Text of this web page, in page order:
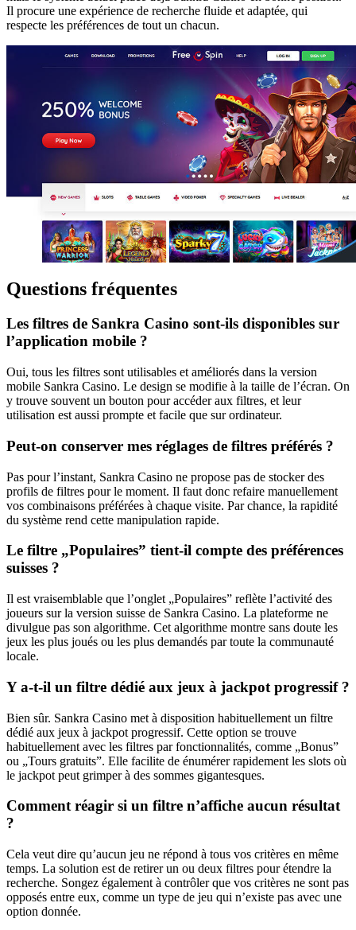
Il procure une expérience de recherche fluide et adaptée, qui
respecte les préférences de tout un chacun.
Questions fréquentes
Les filtres de Sankra Casino sont-ils disponibles sur
l’application mobile ?
Oui, tous les filtres sont utilisables et améliorés dans la version
mobile Sankra Casino. Le design se modifie à la taille de l’écran. On
y trouve souvent un bouton pour accéder aux filtres, et leur
utilisation est aussi prompte et facile que sur ordinateur.
Peut-on conserver mes réglages de filtres préférés ?
Pas pour l’instant, Sankra Casino ne propose pas de stocker des
profils de filtres pour le moment. Il faut donc refaire manuellement
vos combinaisons préférées à chaque visite. Par chance, la rapidité
du système rend cette manipulation rapide.
Le filtre „Populaires” tient-il compte des préférences
suisses ?
Il est vraisemblable que l’onglet „Populaires” reflète l’activité des
joueurs sur la version suisse de Sankra Casino. La plateforme ne
divulgue pas son algorithme. Cet algorithme montre sans doute les
jeux les plus joués ou les plus demandés par toute la communauté
locale.
Y a-t-il un filtre dédié aux jeux à jackpot progressif ?
Bien sûr. Sankra Casino met à disposition habituellement un filtre
dédié aux jeux à jackpot progressif. Cette option se trouve
habituellement avec les filtres par fonctionnalités, comme „Bonus”
ou „Tours gratuits”. Elle facilite de énumérer rapidement les slots où
le jackpot peut grimper à des sommes gigantesques.
Comment réagir si un filtre n’affiche aucun résultat
?
Cela veut dire qu’aucun jeu ne répond à tous vos critères en même
temps. La solution est de retirer un ou deux filtres pour étendre la
recherche. Songez également à contrôler que vos critères ne sont pas
opposés entre eux, comme un type de jeu qui n’existe pas avec une
option donnée.